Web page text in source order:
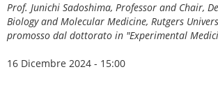
Prof. Junichi Sadoshima, Professor and Chair,
Biology and Molecular Medicine, Rutgers
promosso dal dottorato in "Experimental
16 Dicembre 2024 - 15:00